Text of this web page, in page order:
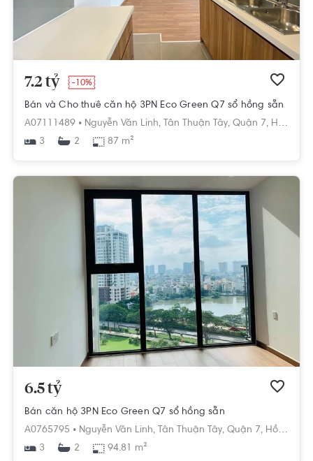
7.2 tỷ -10%
Bán và Cho thuê căn hộ 3PN Eco Green Q7 sổ hồng sẵn
A07111489 • Nguyễn Văn Linh, Tân Thuận Tây, Quận 7, Hồ Chí Minh
3
2 87 m²
6.5 tỷ
Bán căn hộ 3PN Eco Green Q7 sổ hồng sẵn
A0765795 • Nguyễn Văn Linh, Tân Thuận Tây, Quận 7, Hồ Chí Minh
3
2 94.81 m²